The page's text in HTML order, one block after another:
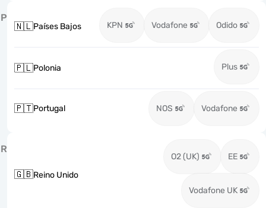
P
🇳🇱Países Bajos KPN Vodafone Odido
🇵🇱Polonia Plus
🇵🇹Portugal NOS Vodafone
R
🇬🇧Reino Unido
O2 (UK) EE
Vodafone UK